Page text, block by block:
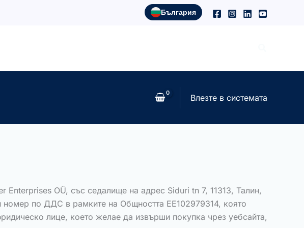
България
Влезте в системата
OÜ, със седалище на адрес Siduri tn 7, 11313, Талин,
номер по ДДС в рамките на Общността EE102979314, която
лице, което желае да извърши покупка чрез уебсайта,